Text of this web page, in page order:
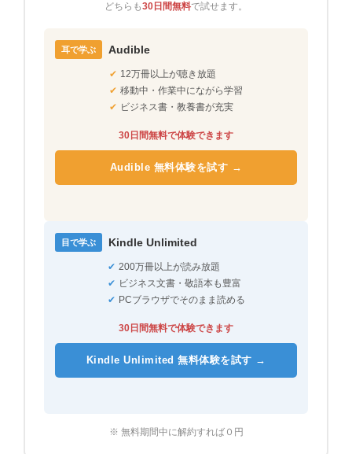
どちらも30日間無料で試せます。
耳で学ぶ Audible
✔ 12万冊以上が聴き放題
✔ 移動中・作業中にながら学習
✔ ビジネス書・教養書が充実
30日間無料で体験できます
Audible 無料体験を試す →
目で学ぶ Kindle Unlimited
✔ 200万冊以上が読み放題
✔ ビジネス文書・敬語本も豊富
✔ PCブラウザでそのまま読める
30日間無料で体験できます
Kindle Unlimited 無料体験を試す →
※ 無料期間中に解約すれば０円